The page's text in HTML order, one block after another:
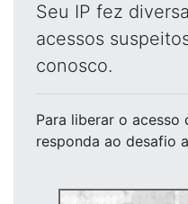
Seu IP fez
acessos
conosco.
Para liberar o acesso
responda ao desafio